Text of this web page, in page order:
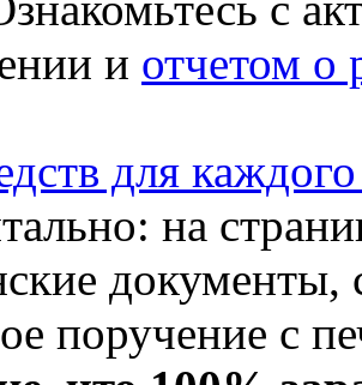
и отчетом о
для
на
документы,
поручение с